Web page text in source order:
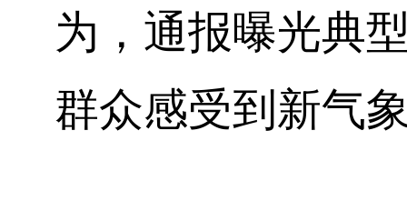
为，通报曝光典
群众感受到新气